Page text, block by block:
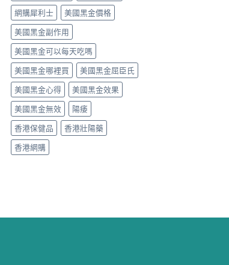
網購犀利士
美國黑金價格
美國黑金副作用
美國黑金可以每天吃嗎
美國黑金哪裡買
美國黑金屈臣氏
美國黑金心得
美國黑金效果
美國黑金無效
陽痿
香港保健品
香港壯陽藥
香港網購